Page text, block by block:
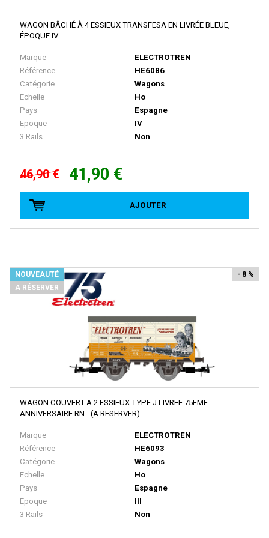
Noch
Norev
NOVATEUR MODELES
NPE SHOWCARS
NZG
ORANGUTAN MODEL
Overland
Oxford
PANIER
Peco
PERMOT
PIRATA MODELS
PN SUD MODELISME
PRALINE
Preiser
Primex
PROTO 1000 SERIES
WAGON BÂCHÉ À 4 ESSIEUX TRANSFESA EN LIVRÉE BLEUE,
ÉPOQUE IV
Marque
ELECTROTREN
Référence
HE6086
Catégorie
Wagons
Echelle
Ho
Pays
Espagne
Epoque
IV
3 Rails
Non
46,90 € 41,90 €
AJOUTER
NOUVEAUTÉ
A RÉSERVER
WAGON COUVERT A 2 ESSIEUX TYPE J LIVREE 75EME
ANNIVERSAIRE RN - (A RESERVER)
Marque
ELECTROTREN
Référence
HE6093
Catégorie
Wagons
Echelle
Ho
Pays
Espagne
Epoque
III
3 Rails
Non
- 8 %